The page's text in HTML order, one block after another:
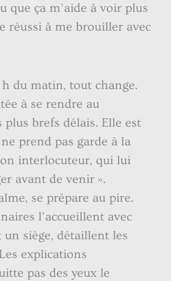
que ça m’aide à voir plus
réussi à me brouiller avec
du matin, tout change.
à se rendre au
brefs délais. Elle est
prend pas garde à la
interlocuteur, qui lui
avant de venir ».
se prépare au pire.
l’accueillent avec
siège, détaillent les
explications
pas des yeux le